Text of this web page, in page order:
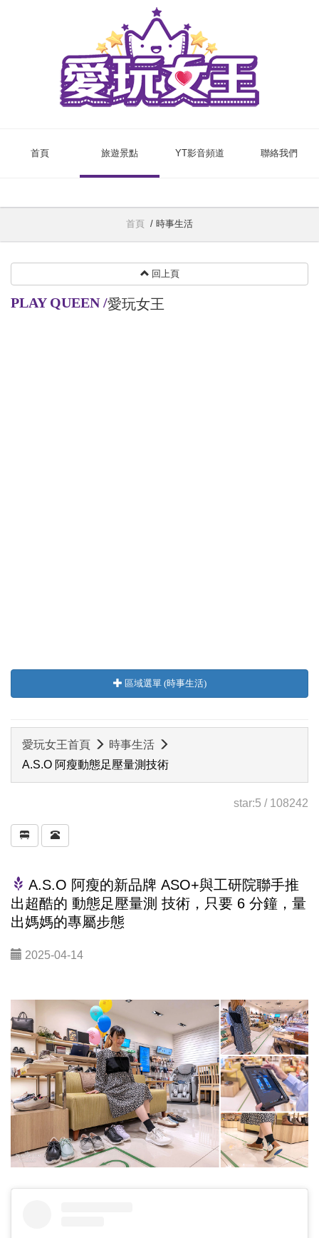
首頁 旅遊景點 YT影音頻道 聯絡我們
首頁 / 時事生活
回上頁
PLAY QUEEN/愛玩女王
區域選單 (時事生活)
愛玩女王首頁
時事生活
A.S.O 阿瘦動態足壓量測技術
star:5 / 108242
A.S.O 阿瘦的新品牌 ASO+與工研院聯手推
出超酷的 動態足壓量測 技術，只要 6 分鐘，量
出媽媽的專屬步態
2025-04-14